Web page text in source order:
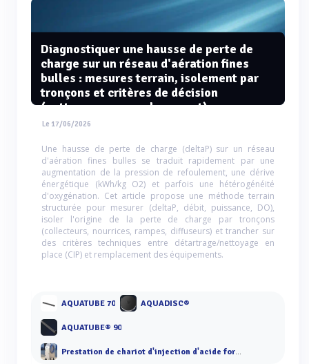
Diagnostiquer une hausse de perte de
charge sur un réseau d'aération fines
bulles : mesures terrain, isolement par
tronçons et critères de décision
(nettoyage vs remplacement)
Le 17/06/2026
Une hausse de perte de charge (deltaP) sur un réseau
d'aération fines bulles se traduit rapidement par une
augmentation de la pression de refoulement, une dérive
énergétique (kWh/kg O2) et parfois une hétérogénéité
d'oxygénation. Cet article propose une méthode terrain
structurée pour mesurer (deltaP, débit, puissance, DO),
isoler l'origine de la perte de charge par tronçons
(collecteurs, nourrices, rampes, diffuseurs) et trancher sur
des critères techniques entre détartrage/nettoyage en
place (CIP) et remplacement des équipements.
AQUATUBE 70 AQUADISC®
AQUATUBE® 90
Prestation de chariot d'injection d'acide formique